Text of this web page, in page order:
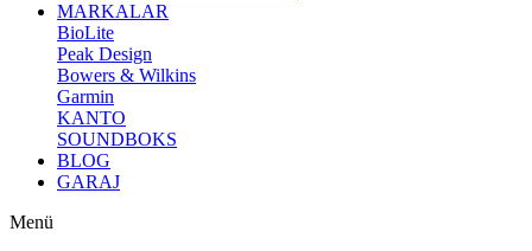
MARKALAR
BioLite
Peak Design
Bowers & Wilkins
Garmin
KANTO
SOUNDBOKS
BLOG
GARAJ
Menü